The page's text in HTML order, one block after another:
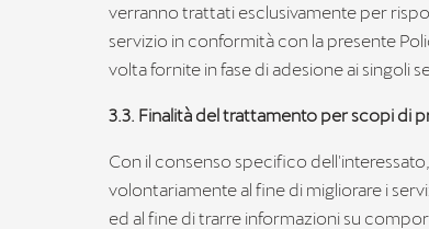
verranno trattati esclusivamente per
servizio in conformità con la presente
volta fornite in fase di adesione ai singoli
3.3. Finalità del trattamento per scopi di
Con il consenso specifico
volontariamente al fine di migliorare i
ed al fine di trarre informazioni su